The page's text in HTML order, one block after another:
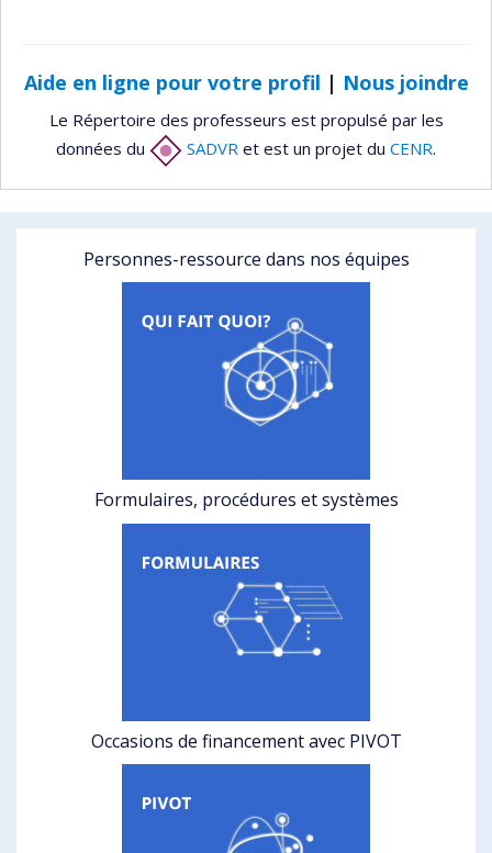
Aide en ligne pour votre profil | Nous joindre
Le Répertoire des professeurs est propulsé par les
données du
SADVR et est un projet du CENR.
Personnes-ressource dans nos équipes
Formulaires, procédures et systèmes
Occasions de financement avec PIVOT